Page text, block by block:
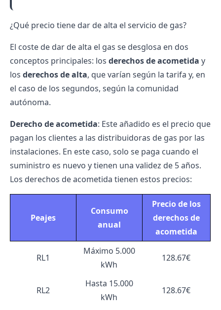
¿Qué precio tiene dar de alta el servicio de gas?
El coste de dar de alta el gas se desglosa en dos
conceptos principales: los derechos de acometida y
los derechos de alta, que varían según la tarifa y, en
el caso de los segundos, según la comunidad
autónoma.
Derecho de acometida: Este añadido es el precio que
pagan los clientes a las distribuidoras de gas por las
instalaciones. En este caso, solo se paga cuando el
suministro es nuevo y tienen una validez de 5 años.
Los derechos de acometida tienen estos precios:
Peajes
Consumo
anual
Precio de los
derechos de
acometida
RL1
Máximo 5.000
kWh
128.67€
RL2
Hasta 15.000
kWh
128.67€